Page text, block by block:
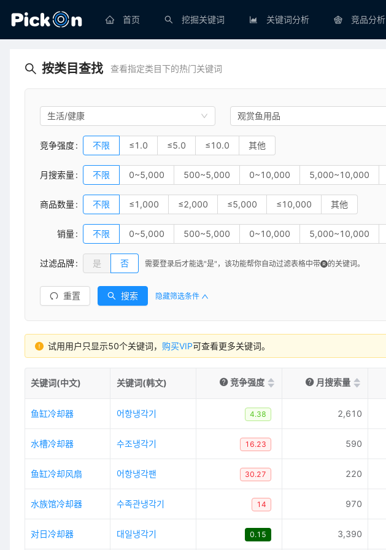
首页 挖掘关键词 关键词分析 竞品分析
按类目查找 查看指定类目下的热门关键词
生活/健康 观赏鱼用品
竞争强度 不限 ≤1.0 ≤5.0 ≤10.0 其他
月搜索量 不限 0~5,000 500~5,000 0~10,000 5,000~10,000
商品数量 不限 ≤1,000 ≤2,000 ≤5,000 ≤10,000 其他
销量 不限 0~5,000 500~5,000 0~10,000 5,000~10,000
过滤品牌 是 否 需要登录后才能选"是"， 该功能帮你自动过滤表格中带 的关键词。
重置 搜索 隐藏筛选条件
试用用户只显示50个关键词， 购买VIP可查看更多关键词。
关键词(中文) 关键词(韩文) 竞争强度 月搜索量
鱼缸冷却器 어항냉각기 4.38 2,610
水槽冷却器 수조냉각기 16.23 590
鱼缸冷却风扇 어항냉각팬 30.27 220
水族馆冷却器 수족관냉각기 14 970
对日冷却器 대일냉각기 0.15 3,390